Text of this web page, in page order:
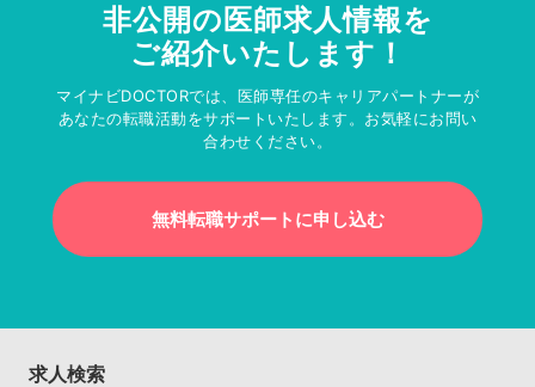
非公開の医師求人情報を
ご紹介いたします！
マイナビDOCTORでは、医師専任のキャリアパートナーが
あなたの転職活動をサポートいたします。お気軽にお問い
合わせください。
無料転職サポートに申し込む
求人検索